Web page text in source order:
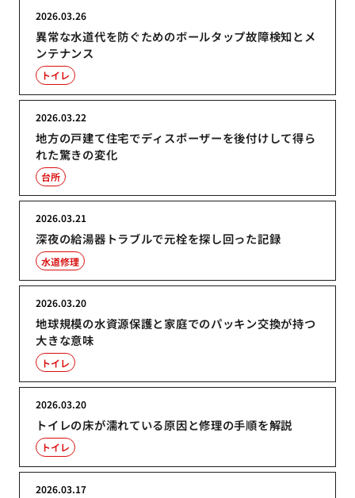
異常な水道代を防ぐためのボールタップ故障検知とメ
ンテナンス
2026.03.26
トイレ
地方の戸建て住宅でディスポーザーを後付けして得ら
れた驚きの変化
2026.03.22
台所
深夜の給湯器トラブルで元栓を探し回った記録
2026.03.21
水道修理
地球規模の水資源保護と家庭でのパッキン交換が持つ
大きな意味
2026.03.20
トイレ
トイレの床が濡れている原因と修理の手順を解説
2026.03.20
トイレ
2026.03.17